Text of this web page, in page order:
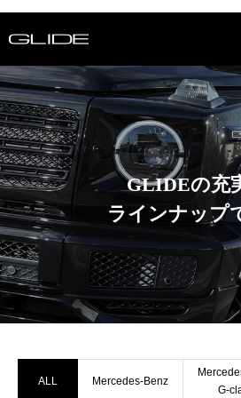
GLIDEの充
ラインナップ
ALL Mercedes-Benz
G-